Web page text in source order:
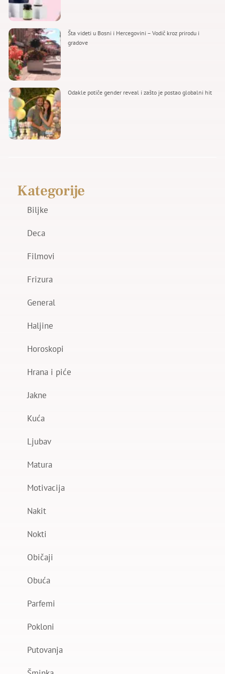
Šta videti u Bosni i Hercegovini – Vodič kroz prirodu i
gradove
Odakle potiče gender reveal i zašto je postao globalni hit
Kategorije
Biljke
Deca
Filmovi
Frizura
General
Haljine
Horoskopi
Hrana i piće
Jakne
Kuća
Ljubav
Matura
Motivacija
Nakit
Nokti
Običaji
Obuća
Parfemi
Pokloni
Putovanja